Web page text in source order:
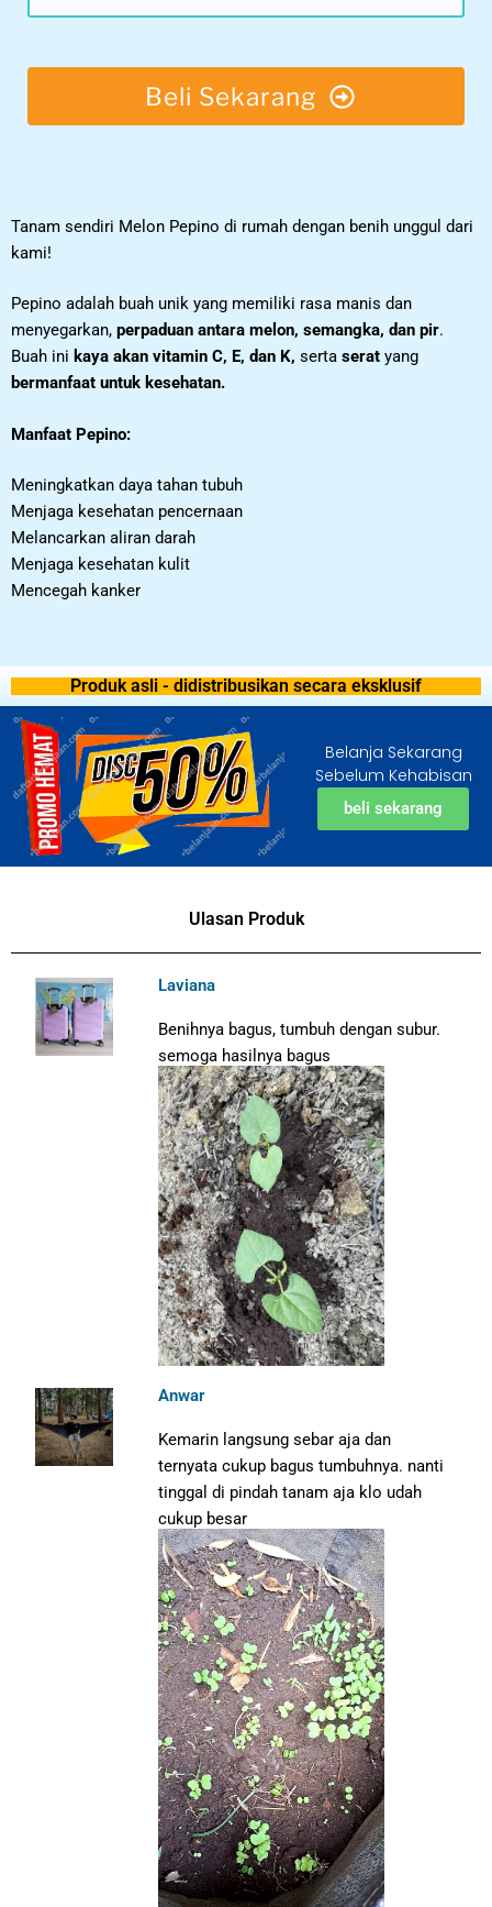
Beli Sekarang
Tanam sendiri Melon Pepino di rumah dengan benih unggul dari
kami!
Pepino adalah buah unik yang memiliki rasa manis dan
menyegarkan, perpaduan antara melon, semangka, dan pir.
Buah ini kaya akan vitamin C, E, dan K, serta serat yang
bermanfaat untuk kesehatan.
Manfaat Pepino:
Meningkatkan daya tahan tubuh
Menjaga kesehatan pencernaan
Melancarkan aliran darah
Menjaga kesehatan kulit
Mencegah kanker
Produk asli - didistribusikan secara eksklusif
Belanja Sekarang
Sebelum Kehabisan
beli sekarang
Ulasan Produk
Laviana
Benihnya bagus, tumbuh dengan subur.
semoga hasilnya bagus
Anwar
Kemarin langsung sebar aja dan
ternyata cukup bagus tumbuhnya. nanti
tinggal di pindah tanam aja klo udah
cukup besar